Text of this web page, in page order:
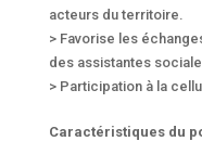
acteurs du territoire.
> Favorise les
des assistantes
> Participation à la
Caractéristiques du